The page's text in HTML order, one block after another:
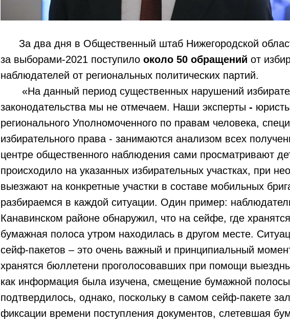
За два дня в Общественный штаб Нижегородской
за выборами-2021 поступило около 50 обращений от
наблюдателей от региональных политических партий.
«На данный период существенных нарушений
законодательства мы не отмечаем. Наши эксперты -
регионального Уполномоченного по правам человека,
избирательного права - занимаются анализом всех
центре общественного наблюдения сами просматривают
происходило на указанных избирательных участках, при
выезжают на конкретные участки в составе мобильных
разбираемся в каждой ситуации. Один пример:
Канавинском районе обнаружил, что на сейфе, где
бумажная полоса утром находилась в другом месте.
сейф-пакетов – это очень важный и принципиальный
хранятся бюллетени проголосовавших при помощи
как информация была изучена, смещение бумажной
подтвердилось, однако, поскольку в самом сейф-пакете
фиксации времени поступления документов, слетевшая